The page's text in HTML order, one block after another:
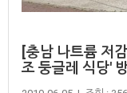
[충남 나트륨 저
조 둥글레 식당'